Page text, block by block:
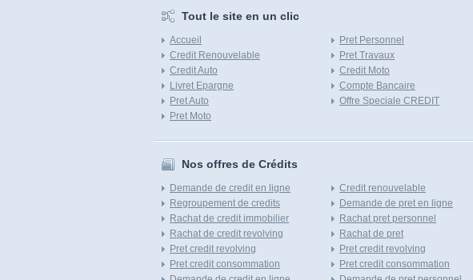
Tout le site en un clic
Accueil
Credit Renouvelable
Credit Auto
Livret Epargne
Pret Auto
Pret Moto
Pret Personnel
Pret Travaux
Credit Moto
Compte Bancaire
Offre Speciale CREDIT
Nos offres de Crédits
Demande de credit en ligne
Regroupement de credits
Rachat de credit immobilier
Rachat de credit revolving
Pret credit revolving
Pret credit consommation
Credit renouvelable
Demande de pret en ligne
Rachat pret personnel
Rachat de pret
Pret credit revolving
Pret credit consommation